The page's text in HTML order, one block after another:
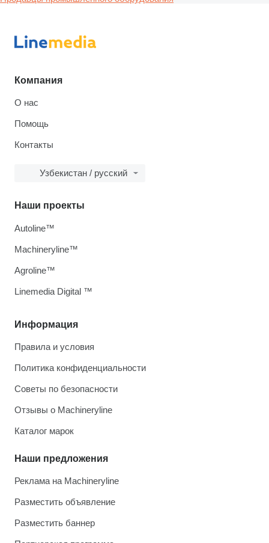
Компания
О нас
Помощь
Контакты
Узбекистан / русский
Информация
Правила и условия
Политика конфиденциальности
Советы по безопасности
Отзывы о Machineryline
Каталог марок
Наши предложения
Реклама на Machineryline
Разместить объявление
Разместить баннер
Наши проекты
Autoline™
Machineryline™
Agroline™
Linemedia Digital ™